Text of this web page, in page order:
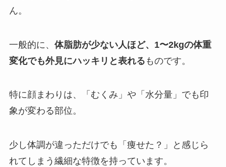
ん。
一般的に、 体脂肪が少ない人ほど、1〜2kgの体重
変化でも外見にハッキリと表れる ものです。
特に顔まわりは、「むくみ」や「水分量」でも印
象が変わる部位。
少し体調が違っただけでも「痩せた？」と感じら
れてしまう繊細な特徴を持っています。